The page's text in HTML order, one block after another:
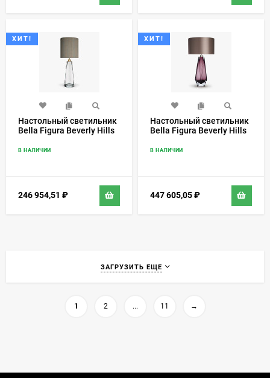
ХИТ!
Настольный светильник
Bella Figura Beverly Hills
В НАЛИЧИИ
246 954,51 ₽
ХИТ!
Настольный светильник
Bella Figura Beverly Hills
В НАЛИЧИИ
447 605,05₽
ЗАГРУЗИТЬ ЕЩЕ
1 2 ... 11 →